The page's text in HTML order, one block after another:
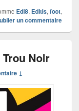
Edi8, Editis, foot,
un commentaire
Noir
↓